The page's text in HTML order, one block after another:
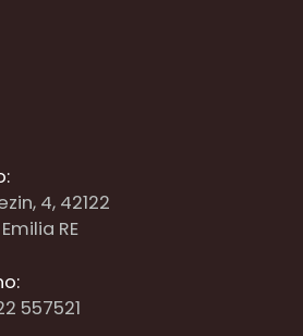
4, 42122
RE
557521